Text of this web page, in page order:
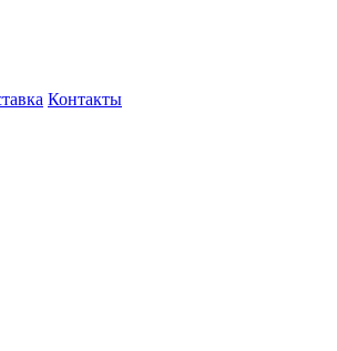
Контакты